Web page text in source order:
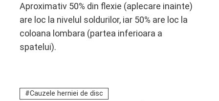
Aproximativ 50% din flexie (aplecare inainte)
are loc la nivelul soldurilor, iar 50% are loc la
coloana lombara (partea inferioara a
spatelui).
Cauzele herniei de disc